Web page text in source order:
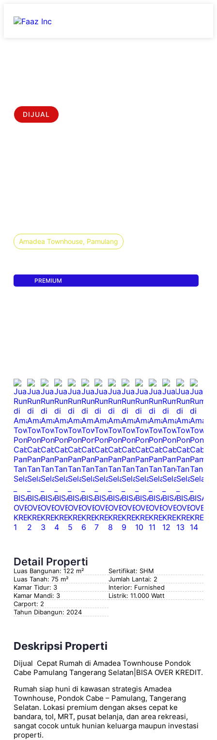
DIJUAL
Amadea Townhouse, Pamulang
PREMIUM
Detail Properti
Luas Bangunan: 122 m²
Luas Tanah: 75 m²
Kamar Tidur: 3
Kamar Mandi: 3
Carport: 2
Tahun Dibangun: 2024
Sertifikat: SHM
Jumlah Lantai: 2
Interior: Furnished
Listrik: 11.000 Watt
Deskripsi Properti
Dijual Cepat Rumah di Amadea Townhouse Pondok
Cabe Pamulang Tangerang Selatan|BISA OVER KREDIT.
Rumah siap huni di kawasan strategis Amadea
Townhouse, Pondok Cabe – Pamulang, Tangerang
Selatan. Lokasi premium dengan akses cepat ke
bandara, tol, MRT, pusat belanja, dan area rekreasi,
sangat cocok untuk hunian keluarga maupun investasi
properti.